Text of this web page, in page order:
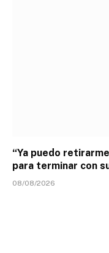
“Ya puedo
para terminar con
08/08/2026